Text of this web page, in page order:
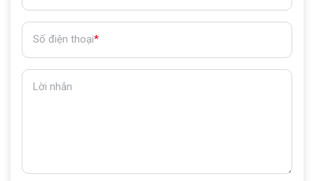
Số điện thoại*
Lời nhắn